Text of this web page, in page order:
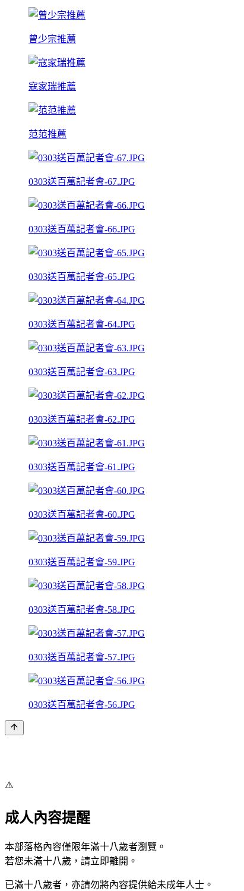
曾少宗推薦
寇家瑞推薦
范范推薦
0303送百萬記者會-67.JPG
0303送百萬記者會-66.JPG
0303送百萬記者會-65.JPG
0303送百萬記者會-64.JPG
0303送百萬記者會-63.JPG
0303送百萬記者會-62.JPG
0303送百萬記者會-61.JPG
0303送百萬記者會-60.JPG
0303送百萬記者會-59.JPG
0303送百萬記者會-58.JPG
0303送百萬記者會-57.JPG
0303送百萬記者會-56.JPG
⚠️
成人內容提醒
本部落格內容僅限年滿十八歲者瀏覽。
若您未滿十八歲，請立即離開。
已滿十八歲者，亦請勿將內容提供給未成年人士。